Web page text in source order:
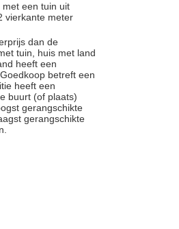
een tuin uit
vierkante meter
dan de
tuin, huis met land
heeft een
betreft een
heeft een
buurt (of plaats)
gerangschikte
gerangschikte